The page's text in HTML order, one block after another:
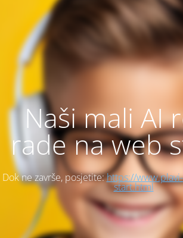
Naši mali AI
rade na web
Dok ne završe, posjetite:https://
start.html